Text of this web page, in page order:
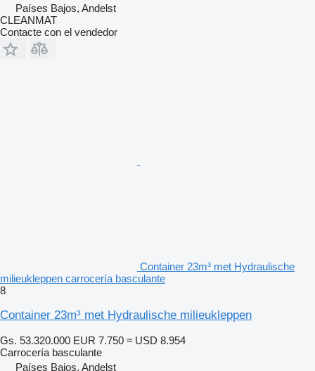
Países Bajos, Andelst
CLEANMAT
Contacte con el vendedor
Container 23m³ met Hydraulische
milieukleppen carrocería basculante
8
Container 23m³ met Hydraulische milieukleppen
Gs. 53.320.000 EUR 7.750 ≈ USD 8.954
Carrocería basculante
Países Bajos, Andelst